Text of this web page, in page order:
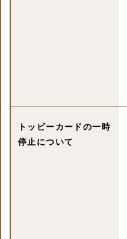
トッピーカードの一時
停止について